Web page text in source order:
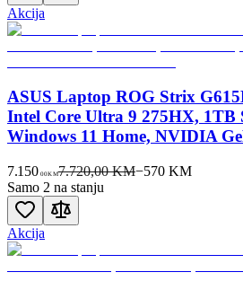
Akcija
ASUS Laptop ROG Strix
Intel Core Ultra 9 275HX, 1TB
Windows 11 Home, NVIDIA
7.150 00KM7.720,00 KM−570KM
Samo 2 na stanju
Akcija